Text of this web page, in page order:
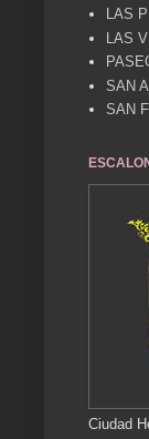
LAS
LAS
SAN
SAN
Ciudad